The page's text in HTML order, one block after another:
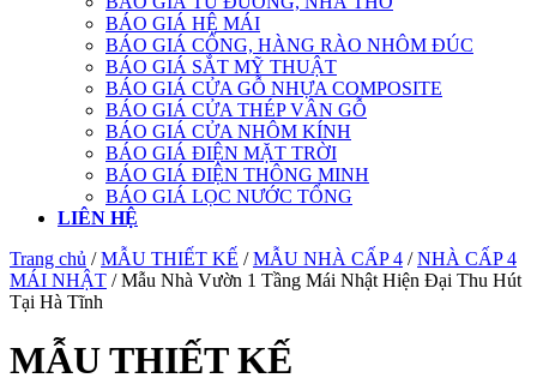
BÁO GIÁ HỆ MÁI
BÁO GIÁ CỔNG, HÀNG RÀO NHÔM ĐÚC
BÁO GIÁ SẮT MỸ THUẬT
BÁO GIÁ CỬA GỖ NHỰA COMPOSITE
BÁO GIÁ CỬA THÉP VÂN GỖ
BÁO GIÁ CỬA NHÔM KÍNH
BÁO GIÁ ĐIỆN MẶT TRỜI
BÁO GIÁ ĐIỆN THÔNG MINH
BÁO GIÁ LỌC NƯỚC TỔNG
LIÊN HỆ
Trang chủ /MẪU THIẾT KẾ /MẪU NHÀ CẤP 4 /NHÀ CẤP 4
MÁI NHẬT / Mẫu Nhà Vườn 1 Tầng Mái Nhật Hiện Đại Thu Hút
Tại Hà Tĩnh
MẪU THIẾT KẾ